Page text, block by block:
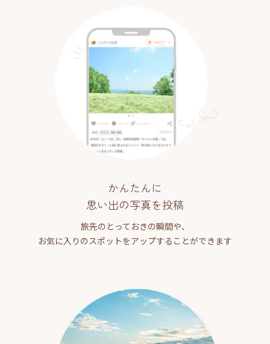
かんたんに
思い出の写真を投稿
旅先のとっておきの瞬間や、
お気に入りのスポットをアップすることができます